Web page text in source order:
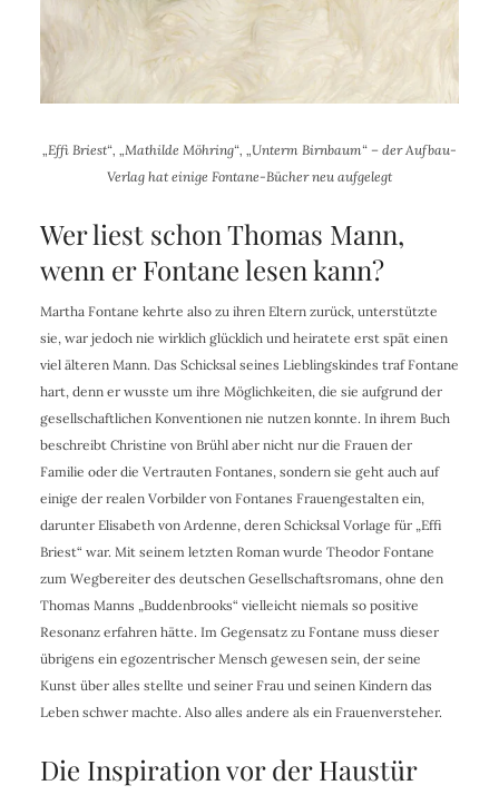
„Effi Briest“, „Mathilde Möhring“, „Unterm Birnbaum“ – der Aufbau-
Verlag hat einige Fontane-Bücher neu aufgelegt
Wer liest schon Thomas Mann,
wenn er Fontane lesen kann?
Martha Fontane kehrte also zu ihren Eltern zurück, unterstützte
sie, war jedoch nie wirklich glücklich und heiratete erst spät einen
viel älteren Mann. Das Schicksal seines Lieblingskindes traf Fontane
hart, denn er wusste um ihre Möglichkeiten, die sie aufgrund der
gesellschaftlichen Konventionen nie nutzen konnte. In ihrem Buch
beschreibt Christine von Brühl aber nicht nur die Frauen der
Familie oder die Vertrauten Fontanes, sondern sie geht auch auf
einige der realen Vorbilder von Fontanes Frauengestalten ein,
darunter Elisabeth von Ardenne, deren Schicksal Vorlage für „Effi
Briest“ war. Mit seinem letzten Roman wurde Theodor Fontane
zum Wegbereiter des deutschen Gesellschaftsromans, ohne den
Thomas Manns „Buddenbrooks“ vielleicht niemals so positive
Resonanz erfahren hätte. Im Gegensatz zu Fontane muss dieser
übrigens ein egozentrischer Mensch gewesen sein, der seine
Kunst über alles stellte und seiner Frau und seinen Kindern das
Leben schwer machte. Also alles andere als ein Frauenversteher.
Die Inspiration vor der Haustür